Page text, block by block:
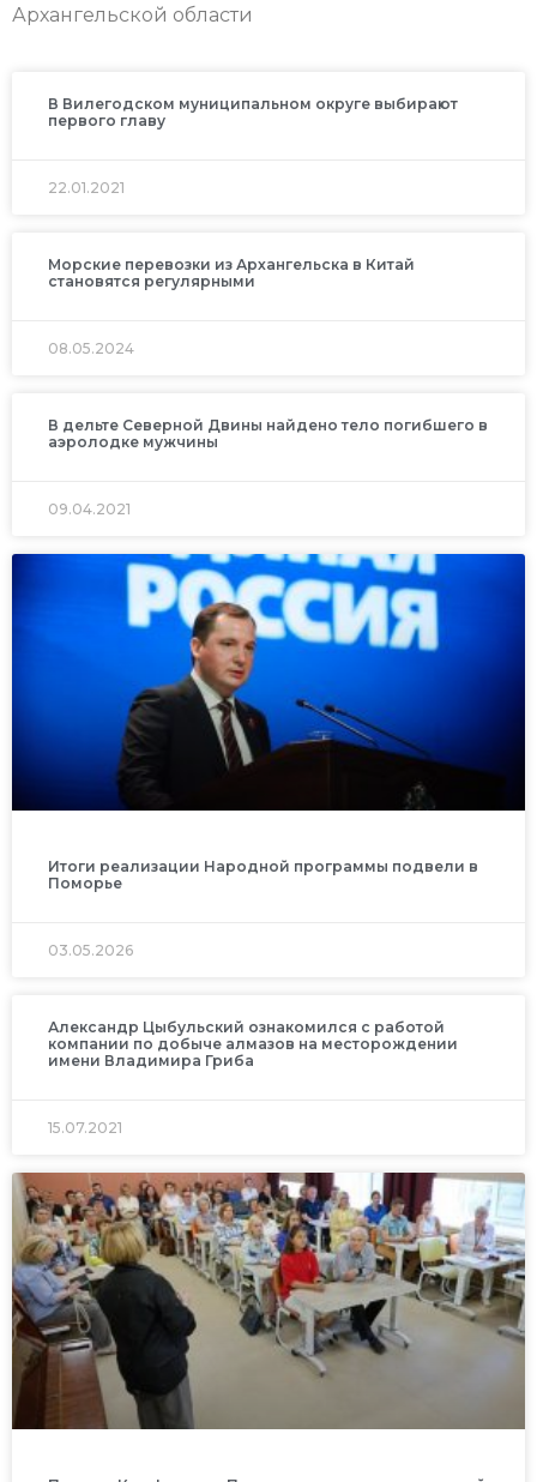
Архангельской области
В Вилегодском муниципальном округе выбирают
первого главу
22.01.2021
Морские перевозки из Архангельска в Китай
становятся регулярными
08.05.2024
В дельте Северной Двины найдено тело погибшего в
аэролодке мужчины
09.04.2021
Итоги реализации Народной программы подвели в
Поморье
03.05.2026
Александр Цыбульский ознакомился с работой
компании по добыче алмазов на месторождении
имени Владимира Гриба
15.07.2021